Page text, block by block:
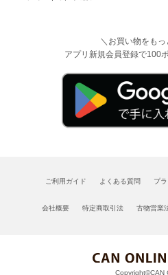
＼お買い物をもっ
アプリ新規会員登録で100
ご利用ガイド よくある質問 プ
会社概要 特定商取引法 古物営業
Copyright©CAN